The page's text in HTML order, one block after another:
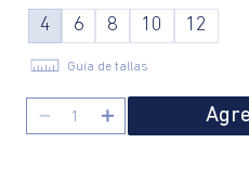
4 6 8 10 12
Guía de tallas
＋
－